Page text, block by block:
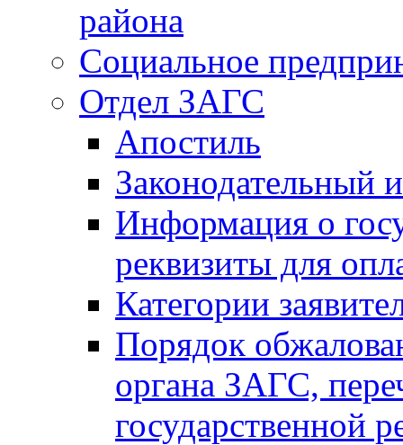
района
Социальное
Отдел ЗАГС
Апостиль
Законодательный
Информация о
реквизиты для
Категории
Порядок
органа ЗАГС,
государственной